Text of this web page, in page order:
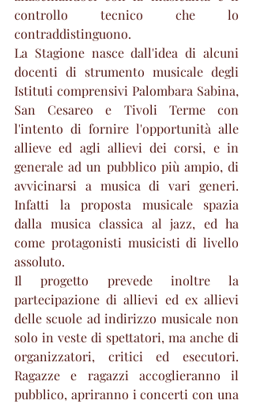
controllo tecnico che lo
contraddistinguono.
La Stagione nasce dall'idea di alcuni
docenti di strumento musicale degli
Istituti comprensivi Palombara Sabina,
San Cesareo e Tivoli Terme con
l'intento di fornire l'opportunità alle
allieve ed agli allievi dei corsi, e in
generale ad un pubblico più ampio, di
avvicinarsi a musica di vari generi.
Infatti la proposta musicale spazia
dalla musica classica al jazz, ed ha
come protagonisti musicisti di livello
assoluto.
Il progetto prevede inoltre la
partecipazione di allievi ed ex allievi
delle scuole ad indirizzo musicale non
solo in veste di spettatori, ma anche di
organizzatori, critici ed esecutori.
Ragazze e ragazzi accoglieranno il
pubblico, apriranno i concerti con una